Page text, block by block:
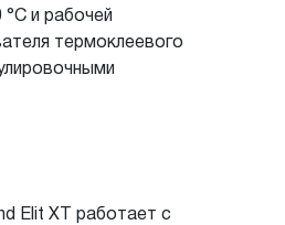
и рабочей
термоклеевого
Elit XT работает с